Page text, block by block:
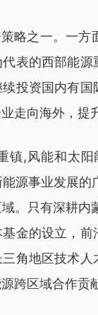
略之一。一
表的西部能
投资国内有
走向海外，提
镇,风能和太
源事业发展
。只有深耕
金的设立，
角地区技术
跨区域合作贡